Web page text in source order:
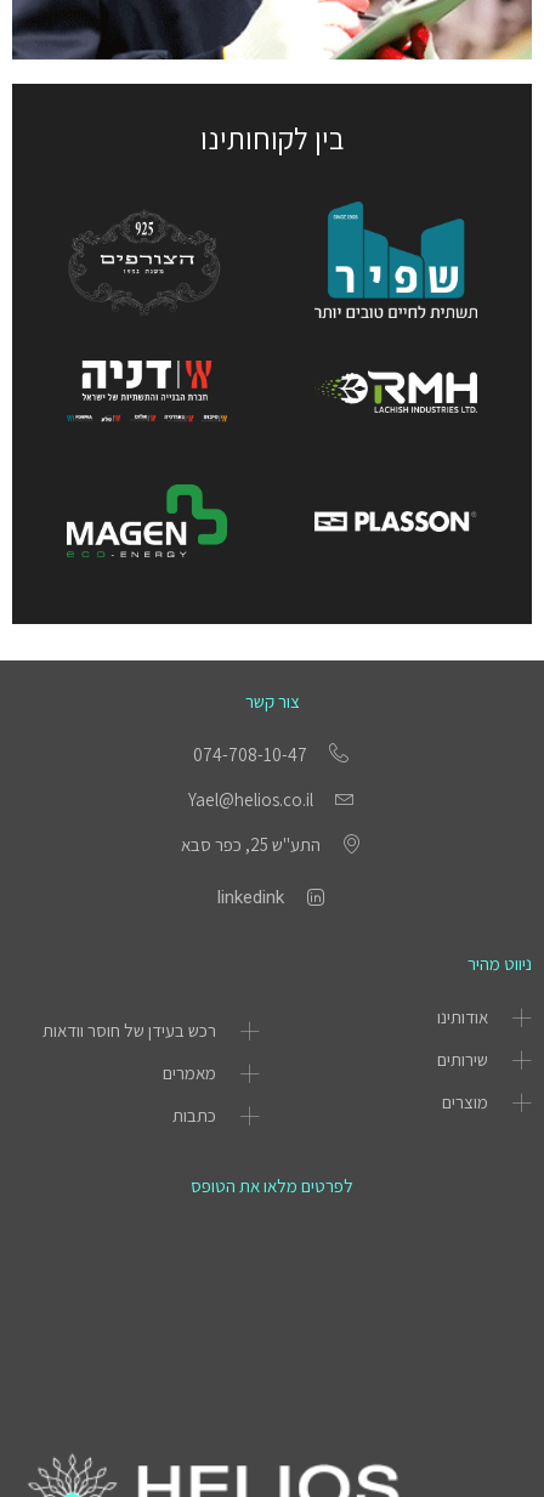
בין לקוחותינו
צור קשר
074-708-10-47
Yael@helios.co.il
התע"ש 25, כפר סבא
linkedink
ניווט מהיר
אודותינו
שירותים
מוצרים
רכש בעידן של חוסר וודאות
מאמרים
כתבות
לפרטים מלאו את הטופס